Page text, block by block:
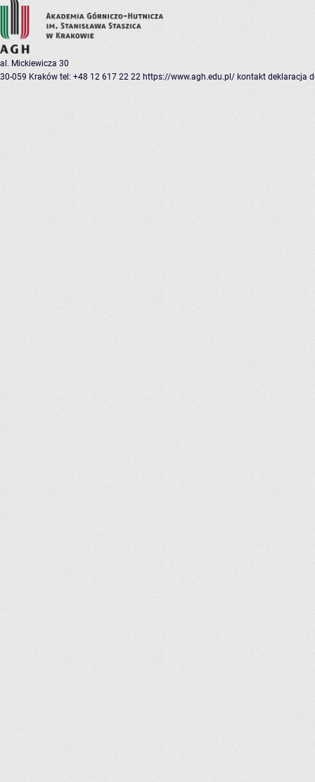
al. Mickiewicza 30
30-059 Kraków tel: +48 12 617 22 22 https://www.agh.edu.pl/ kontakt deklaracja